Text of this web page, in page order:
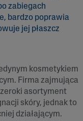
zabiegach
bardzo poprawia
jej płaszcz
kosmetykiem
Firma zajmująca
asortyment
skóry, jednak to
działającym.